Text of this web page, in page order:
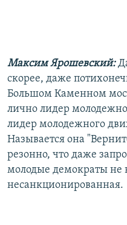
Максим Ярошевский:
скорее, даже
Большом Каменном
лично лидер
лидер молодежного
Называется она
резонно, что даже
молодые демократы не
несанкционированная.